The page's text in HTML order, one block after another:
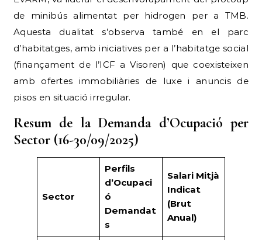
d’habitatges, amb iniciatives per a l’habitatge social
(finançament de l’ICF a Visoren) que coexisteixen
amb ofertes immobiliàries de luxe i anuncis de
pisos en situació irregular.
Resum de la Demanda d’Ocupació per
Sector (16-30/09/2025)
Sector
Perfils
d’Ocupaci
ó
Demandat
s
Salari Mitjà
(Brut
Anual)
Enginyer/a
de Control